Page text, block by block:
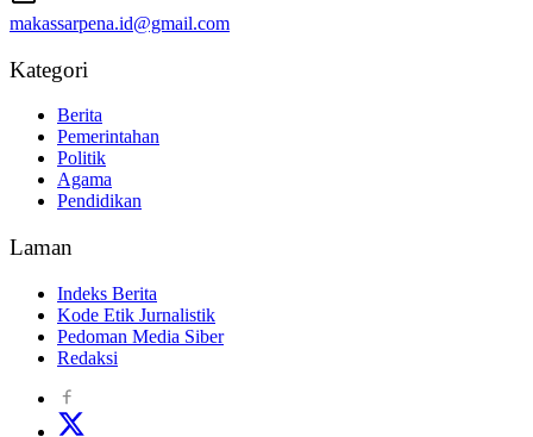
makassarpena.id@gmail.com
Kategori
Berita
Pemerintahan
Politik
Agama
Pendidikan
Laman
Indeks Berita
Kode Etik Jurnalistik
Pedoman Media Siber
Redaksi